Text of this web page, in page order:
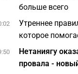
больше всего
Утреннее
которое
Нетаниягу
провала -